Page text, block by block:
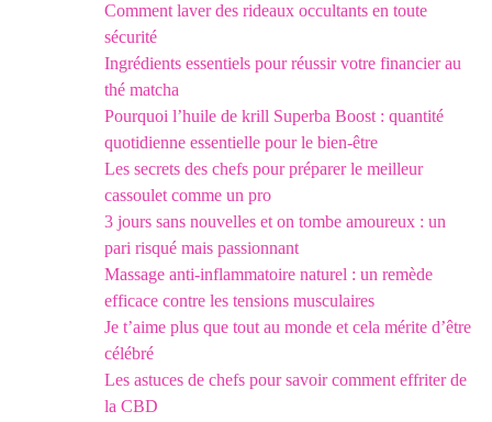
Comment laver des rideaux occultants en toute
sécurité
Ingrédients essentiels pour réussir votre financier au
thé matcha
Pourquoi l’huile de krill Superba Boost : quantité
quotidienne essentielle pour le bien-être
Les secrets des chefs pour préparer le meilleur
cassoulet comme un pro
3 jours sans nouvelles et on tombe amoureux : un
pari risqué mais passionnant
Massage anti-inflammatoire naturel : un remède
efficace contre les tensions musculaires
Je t’aime plus que tout au monde et cela mérite d’être
célébré
Les astuces de chefs pour savoir comment effriter de
la CBD